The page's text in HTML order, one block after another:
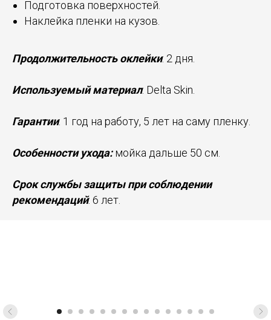
Подготовка поверхностей.
Наклейка пленки на кузов.
Продолжительность оклейки: 2 дня.
Используемый материал: Delta Skin.
Гарантии: 1 год на работу, 5 лет на саму пленку.
Особенности ухода:мойка дальше 50 см.
Срок службы защиты при соблюдении
рекомендаций: 6 лет.